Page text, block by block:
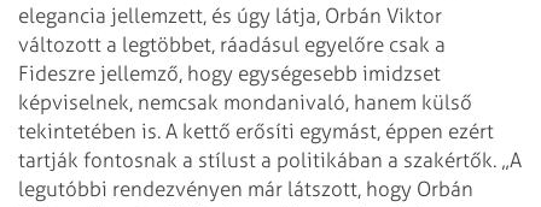
elegancia jellemzett, és úgy látja, Orbán Viktor
változott a legtöbbet, ráadásul egyelőre csak a
Fideszre jellemző, hogy egységesebb imidzset
képviselnek, nemcsak mondanivaló, hanem külső
tekintetében is. A kettő erősíti egymást, éppen ezért
tartják fontosnak a stílust a politikában a szakértők. „A
legutóbbi rendezvényen már látszott, hogy Orbán